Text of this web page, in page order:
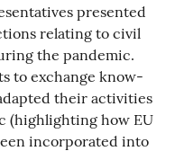
presented
relating to civil
the pandemic.
to exchange know-
their activities
(highlighting how EU
incorporated into